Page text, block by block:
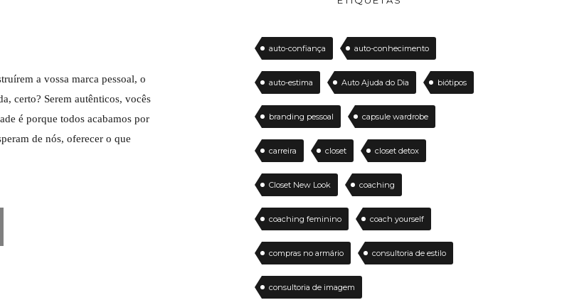
a vossa marca pessoal, o
certo? Serem autênticos, vocês
é porque todos acabamos por
de nós, oferecer o que
auto-confiança auto-conhecimento
auto-estima Auto Ajuda do Dia biótipos
branding pessoal capsule wardrobe
carreira closet closet detox
Closet New Look coaching
coaching feminino coach yourself
compras no armário consultoria de estilo
consultoria de imagem